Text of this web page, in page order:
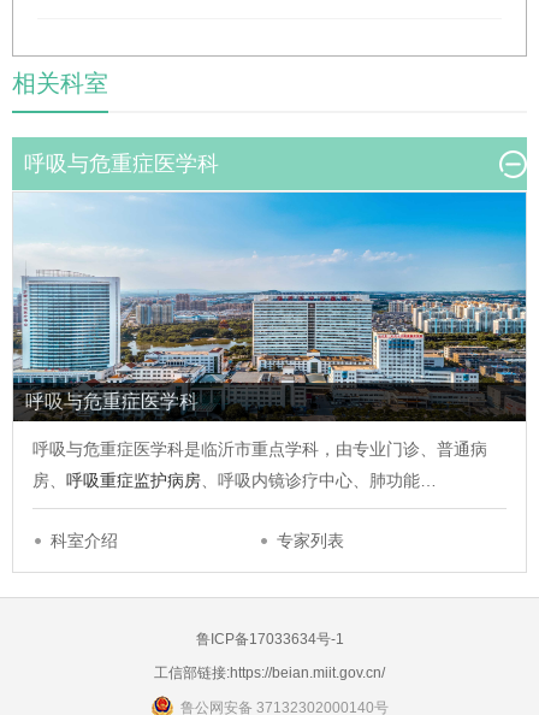
相关科室
呼吸与危重症医学科
呼吸与危重症医学科
呼吸与危重症医学科是临沂市重点学科，由专业门诊、普通病
房、 呼吸重症监护病房 、呼吸内镜诊疗中心、肺功能…
科室介绍 专家列表
鲁ICP备17033634号-1
工信部链接:https://beian.miit.gov.cn/
鲁公网安备 37132302000140号